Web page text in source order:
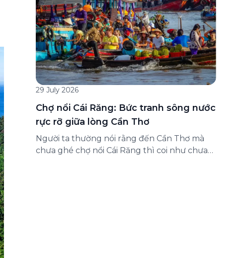
SM, cùng những lưu ý quan trọng trước khi
[…]
29 July 2026
Chợ nổi Cái Răng: Bức tranh sông nước
rực rỡ giữa lòng Cần Thơ
Người ta thường nói rằng đến Cần Thơ mà
chưa ghé chợ nổi Cái Răng thì coi như chưa